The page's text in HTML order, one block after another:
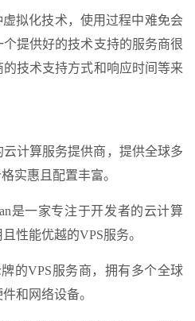
拟化技术，使用过程中难免会
提供好的技术支持的服务商很
技术支持方式和响应时间等来
计算服务提供商，提供全球多
实惠且配置丰富。
是一家专注于开发者的云计算
性能优越的VPS服务。
的VPS服务商，拥有多个全球
和网络设备。